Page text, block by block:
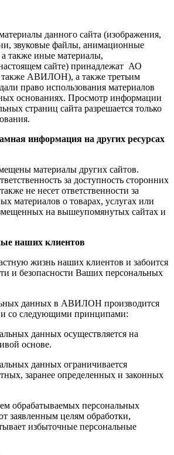
данного сайта (изображения,
звуковые файлы, анимационные
также иные материалы,
сайте) принадлежат АО
АВИЛОН), а также третьим
право использования материалов
основаниях. Просмотр информации
страниц сайта разрешается только
информация на других ресурсах
материалы других сайтов.
за доступность сторонних
не несет ответственности за
материалов о товарах, услугах или
на вышеупомянутых сайтах и
наших клиентов
жизнь наших клиентов и забоится
и безопасности Ваших персональных
данных в АВИЛОН производится
со следующими принципами:
данных осуществляется на
основе.
данных ограничивается
заранее определенных и законных
обрабатываемых персональных
заявленным целям обработки,
избыточные персональные